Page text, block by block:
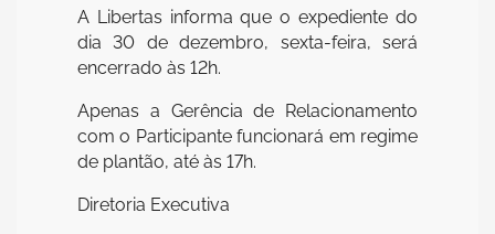
A Libertas informa que o expediente do
dia 30 de dezembro, sexta-feira, será
encerrado às 12h.
Apenas a Gerência de Relacionamento
com o Participante funcionará em regime
de plantão, até às 17h.
Diretoria Executiva